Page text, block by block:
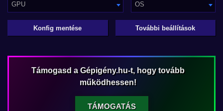
GPU OS
Konfig mentése További beállítások
Támogasd a Gépigény.hu-t, hogy tovább
működhessen!
TÁMOGATÁS